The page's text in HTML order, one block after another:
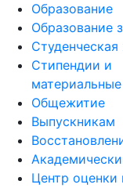
Образование
Образование
Стипендии и
Общежитие
Выпускникам
Центр оценки